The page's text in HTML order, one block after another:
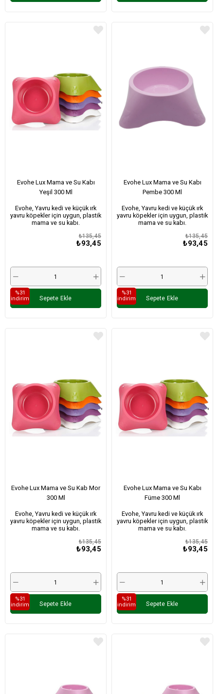
Evohe Lux Mama ve Su Kabı
Yeşil 300 Ml
Evohe, Yavru kedi ve küçük ırk
yavru köpekler için uygun, plastik
mama ve su kabı.
₺93,45
₺135,45
Sepete Ekle
%31
i̇ndirim
Evohe Lux Mama ve Su Kabı
Pembe 300 Ml
Evohe, Yavru kedi ve küçük ırk
yavru köpekler için uygun, plastik
mama ve su kabı.
₺93,45
₺135,45
Sepete Ekle
%31
i̇ndirim
Evohe Lux Mama ve Su Kab Mor
300 Ml
Evohe, Yavru kedi ve küçük ırk
yavru köpekler için uygun, plastik
mama ve su kabı.
₺93,45
₺135,45
Sepete Ekle
%31
i̇ndirim
Evohe Lux Mama ve Su Kabı
Füme 300 Ml
Evohe, Yavru kedi ve küçük ırk
yavru köpekler için uygun, plastik
mama ve su kabı.
₺93,45
₺135,45
Sepete Ekle
%31
i̇ndirim